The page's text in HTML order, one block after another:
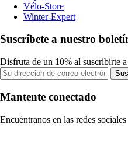
Vélo-Store
Winter-Expert
Suscríbete a nuestro
Disfruta de un 10% al suscribirte
Mantente conectado
Encuéntranos en las redes sociales